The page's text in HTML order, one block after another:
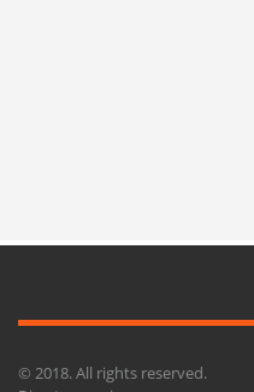
© 2018. All rights reserved.